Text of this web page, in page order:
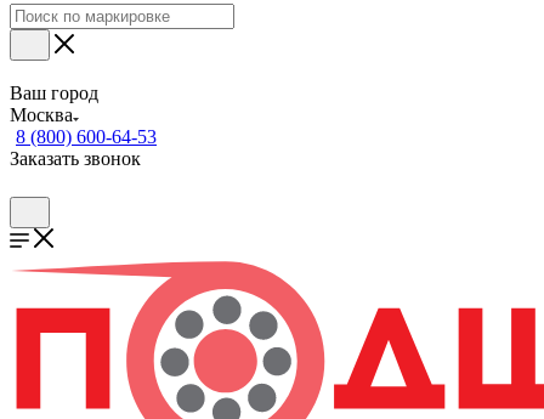
Ваш город
Москва
8 (800) 600-64-53
Заказать звонок